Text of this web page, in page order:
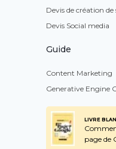
Devis de création de
Devis Social media
Guide
Content Marketing
Generative Engine
LIVRE
page de